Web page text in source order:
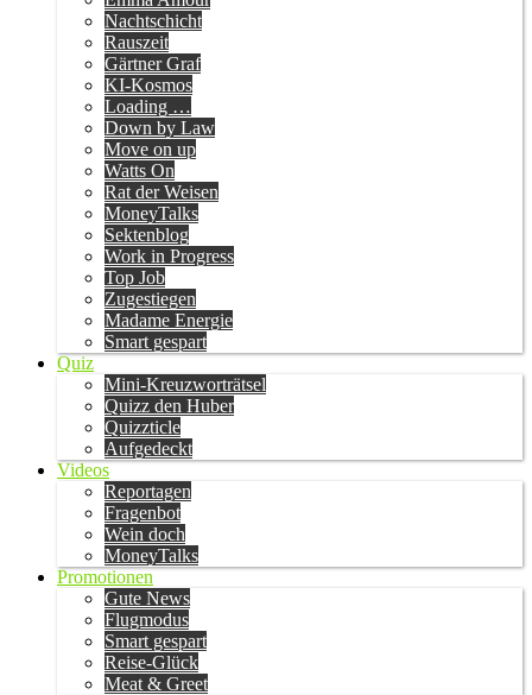
Nachtschicht
Rauszeit
Gärtner Graf
KI-Kosmos
Loading …
Down by Law
Move on up
Watts On
Rat der Weisen
MoneyTalks
Sektenblog
Work in Progress
Top Job
Zugestiegen
Madame Energie
Smart gespart
Quiz
Mini-Kreuzworträtsel
Quizz den Huber
Quizzticle
Aufgedeckt
Videos
Reportagen
Fragenbot
Wein doch
MoneyTalks
Promotionen
Gute News
Flugmodus
Smart gespart
Reise-Glück
Meat & Greet